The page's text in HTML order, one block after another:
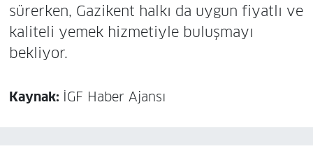
sürerken, Gazikent halkı da uygun fiyatlı ve
kaliteli yemek hizmetiyle buluşmayı
bekliyor.
Kaynak: İGF Haber Ajansı